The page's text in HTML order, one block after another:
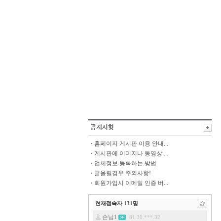
홈페이지 게시판 이용 안내...
게시판에 이미지나 동영상 ...
업체정보 등록하는 방법
글올릴경우 주의사항!
회원가입시 이메일 인증 버...
현재접속자 131 명